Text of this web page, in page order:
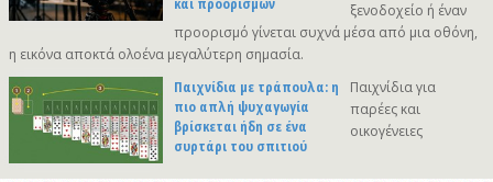
ξενοδοχείο ή έναν
προορισμό γίνεται συχνά μέσα από μια οθόνη,
η εικόνα αποκτά ολοένα μεγαλύτερη σημασία.
Παιχνίδια με τράπουλα: η
πιο απλή ψυχαγωγία
βρίσκεται ήδη σε ένα
συρτάρι του σπιτιού
Παιχνίδια για
παρέες και
οικογένειες